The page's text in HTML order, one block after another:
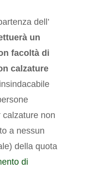
dell’
un
facoltà di
calzature
non
a nessun
della quota
di